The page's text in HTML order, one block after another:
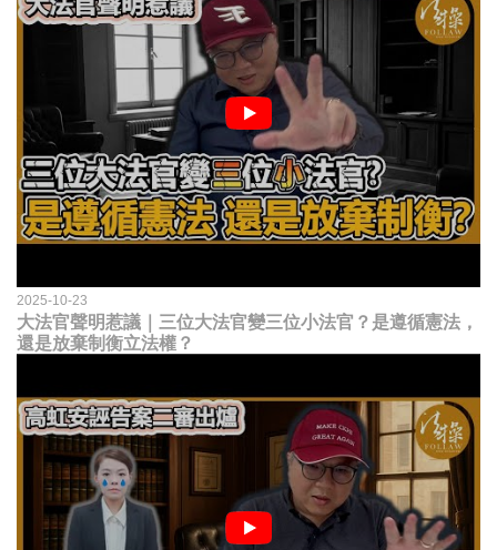
2025-10-23
大法官聲明惹議｜三位大法官變三位小法官？是遵循憲法，
還是放棄制衡立法權？